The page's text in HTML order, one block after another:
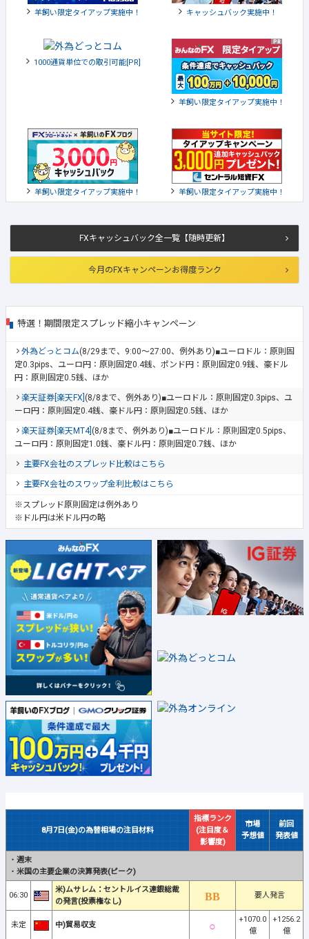
FXキャッシュバック全一覧【随時更新】
今月のFXキャンペーンお得度ランク
特選！期間限定スプレッド縮小キャンペーン
外為どっとコム(8/29まで、9:00～27:00、例外あり)■ユーロドル：原則固
定0.3pips、ユーロ円：原則固定0.4銭、ポンド円：原則固定0.9銭、豪ドル
円：原則固定0.5銭、ほか
楽天証券[楽天FX] (8/8まで、例外あり)■ユーロドル：原則固定0.3pips、ユ
ーロ円：原則固定0.4銭、豪ドル円：原則固定0.5銭、ほか
楽天証券[楽天MT4] (8/8まで、例外あり)■ユーロドル：原則固定0.5pips、
ユーロ円：原則固定1.0銭、豪ドル円：原則固定0.7銭、ほか
主要FX会社のスプレッド比較はこちら
主要FX会社のスワップ金利比較はこちら
※スプレッド原則固定は例外あり
※ドル円は米ドル円の略
8月7日(金)の為替相場の注目材料
指標ランク
(注目度＆
影響度)
市場
予想値
前回
発表値
・ 週末
・ 米国の主要企業の決算発表(ピーク)
06:30
米)ムサレム：セントルイス連銀総裁
の発言(投票権なし)
要人発言
未定 中)貿易収支
+1070.0
億
+1256.2
億
羊飼い限定タイアップ実施中！ キャッシュバック実施中！
1000通貨単位での取引可能[PR]
羊飼い限定タイアップ実施中！
羊飼い限定タイアップ実施中！ 羊飼い限定タイアップ実施中！